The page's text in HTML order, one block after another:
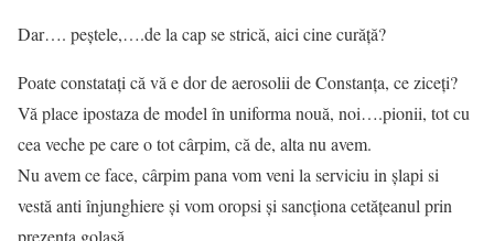
Dar…. peștele,….de la cap se strică, aici cine curăță?
Poate constatați că vă e dor de aerosolii de Constanța, ce ziceți?
Vă place ipostaza de model în uniforma nouă, noi….pionii, tot cu
cea veche pe care o tot cârpim, că de, alta nu avem.
Nu avem ce face, cârpim pana vom veni la serviciu in șlapi si
vestă anti înjunghiere și vom oropsi și sancționa cetățeanul prin
prezența golașă.